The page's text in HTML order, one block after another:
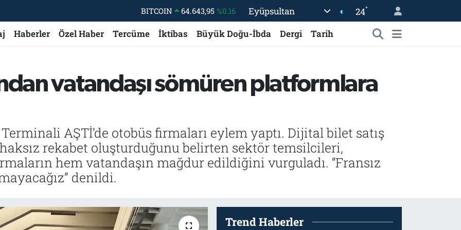
DOLAR 47,6704 %0
EURO
55,0406
%-0.08
BİST100
13.799 %70
Eyüpsultan 24°
Haberler Özel Haber Tercüme İktibas Büyük Doğu-İbda Dergi Tarih
vatandaşı sömüren platformlara
AŞTİ’de otobüs firmaları eylem yaptı. Dijital bilet satış
rekabet oluşturduğunu belirten sektör temsilcileri,
hem vatandaşın mağdur edildiğini vurguladı. “Fransız
denildi.
Trend Haberler